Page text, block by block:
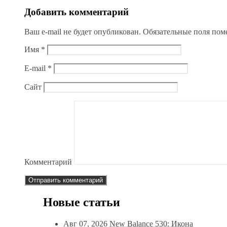
Добавить комментарий
Ваш e-mail не будет опубликован. Обязательные поля
Имя *
E-mail *
Сайт
Комментарий
Новые статьи
Авг 07, 2026 New Balance 530: Икона